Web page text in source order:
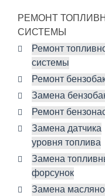
РЕМОНТ
СИСТЕМЫ
Ремонт
системы
Ремонт
Замена
Ремонт
Замена датчика
уровня топлива
Замена
форсунок
Замена